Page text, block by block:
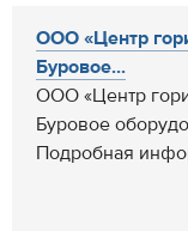
ООО «Центр
Буровое...
ООО «Центр
Буровое
Подробная